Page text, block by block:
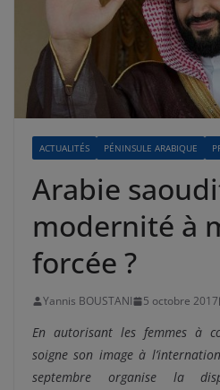
ACTUALITÉS PÉNINSULE ARABIQUE
Arabie
modernité à
forcée ?
Yannis BOUSTANI 5 octobre 2017
En autorisant les femmes à
soigne son image à
septembre organise la